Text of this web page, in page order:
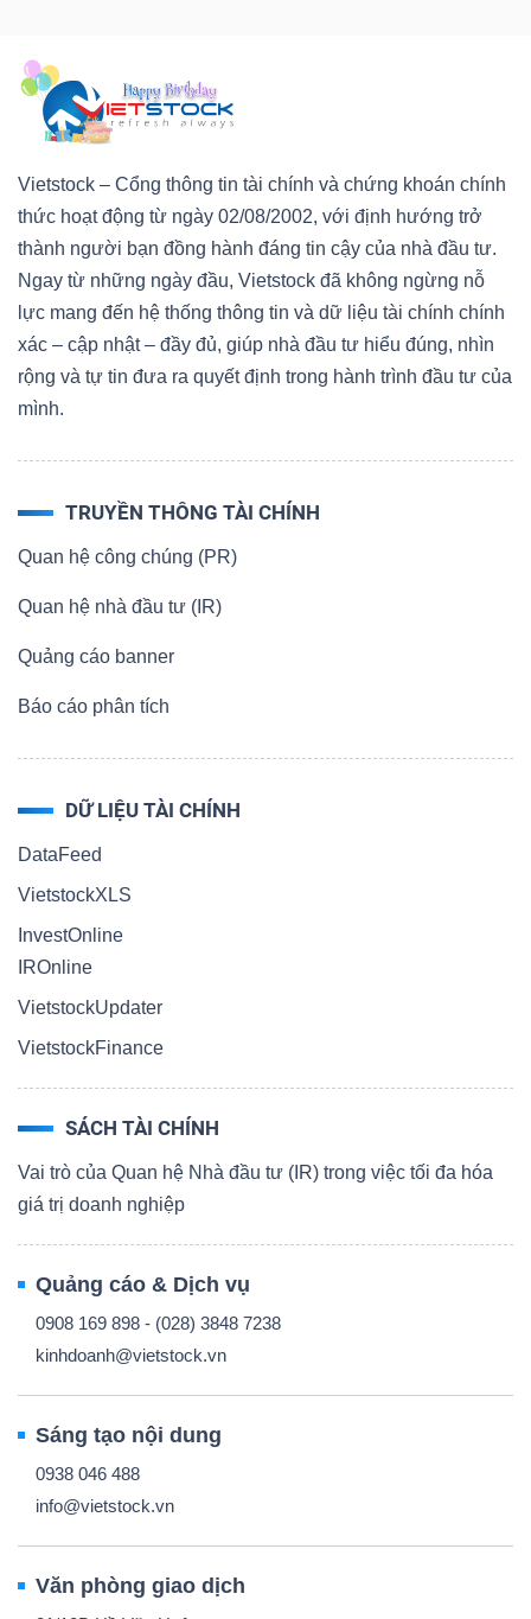
Vietstock – Cổng thông tin tài chính và chứng khoán chính
thức hoạt động từ ngày 02/08/2002, với định hướng trở
thành người bạn đồng hành đáng tin cậy của nhà đầu tư.
Ngay từ những ngày đầu, Vietstock đã không ngừng nỗ
lực mang đến hệ thống thông tin và dữ liệu tài chính chính
xác – cập nhật – đầy đủ, giúp nhà đầu tư hiểu đúng, nhìn
rộng và tự tin đưa ra quyết định trong hành trình đầu tư của
mình.
TRUYỀN THÔNG TÀI CHÍNH
Quan hệ công chúng (PR)
Quan hệ nhà đầu tư (IR)
Quảng cáo banner
Báo cáo phân tích
DỮ LIỆU TÀI CHÍNH
DataFeed
VietstockXLS
InvestOnline
IROnline
VietstockUpdater
VietstockFinance
SÁCH TÀI CHÍNH
Vai trò của Quan hệ Nhà đầu tư (IR) trong việc tối đa hóa
giá trị doanh nghiệp
Quảng cáo & Dịch vụ
0908 169 898 - (028) 3848 7238
kinhdoanh@vietstock.vn
Sáng tạo nội dung
0938 046 488
info@vietstock.vn
Văn phòng giao dịch
(-)
Dịch
vụ
(-)
tạo
tài
chính
Công
đầu
Truyền
thông
tài
chính
Dữ
chính